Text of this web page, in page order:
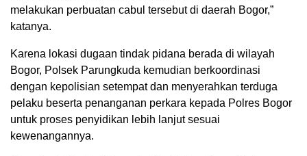
melakukan perbuatan cabul tersebut di daerah Bogor,”
katanya.
Karena lokasi dugaan tindak pidana berada di wilayah
Bogor, Polsek Parungkuda kemudian berkoordinasi
dengan kepolisian setempat dan menyerahkan terduga
pelaku beserta penanganan perkara kepada Polres Bogor
untuk proses penyidikan lebih lanjut sesuai
kewenangannya.